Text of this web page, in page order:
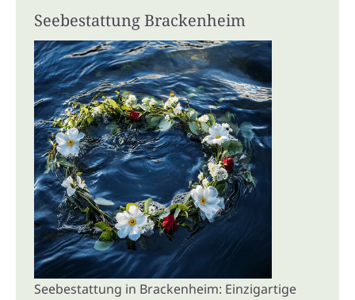
Seebestattung Brackenheim
Seebestattung in Brackenheim: Einzigartige